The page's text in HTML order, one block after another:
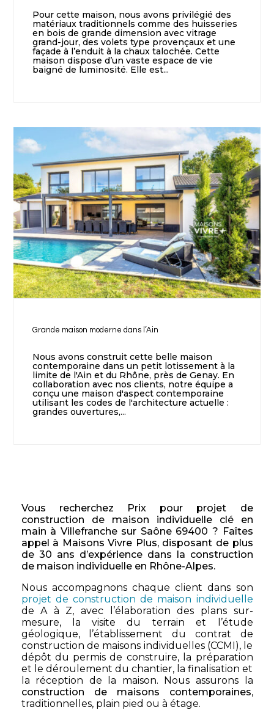
Pour cette maison, nous avons privilégié des
matériaux traditionnels comme des huisseries
en bois de grande dimension avec vitrage
grand-jour, des volets type provençaux et une
façade à l’enduit à la chaux talochée. Cette
maison dispose d’un vaste espace de vie
baigné de luminosité. Elle est...
Grande maison moderne dans l’Ain
Nous avons construit cette belle maison
contemporaine dans un petit lotissement à la
limite de l'Ain et du Rhône, près de Genay. En
collaboration avec nos clients, notre équipe a
conçu une maison d'aspect contemporaine
utilisant les codes de l'architecture actuelle :
grandes ouvertures,...
Vous recherchez Prix pour projet de
construction de maison individuelle clé en
main à Villefranche sur Saône 69400 ? Faîtes
appel à Maisons Vivre Plus, disposant de plus
de 30 ans d’expérience dans la construction
de maison individuelle en Rhône-Alpes.
Nous accompagnons chaque client dans son
projet de construction de maison individuelle
de A à Z, avec l’élaboration des plans sur-
mesure, la visite du terrain et l’étude
géologique, l’établissement du contrat de
construction de maisons individuelles (CCMI), le
dépôt du permis de construire, la préparation
et le déroulement du chantier, la finalisation et
la réception de la maison. Nous assurons la
construction de maisons contemporaines,
traditionnelles, plain pied ou à étage.